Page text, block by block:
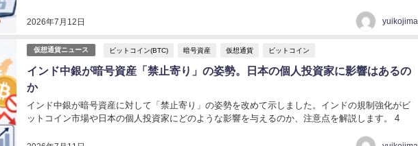
2026年7月12日 yuikojima
仮想通貨ニュース ビットコイン(BTC) 暗号資産 仮想通貨 ビットコイン
インド中銀が暗号資産「禁止寄り」の姿勢。日本の個人投資家に影響はあるの
か
インド中銀が暗号資産に対して「禁止寄り」の姿勢を改めて示しました。インドの規制強化がビ
ットコイン市場や日本の個人投資家にどのような影響を与えるのか、注意点を解説します。 4